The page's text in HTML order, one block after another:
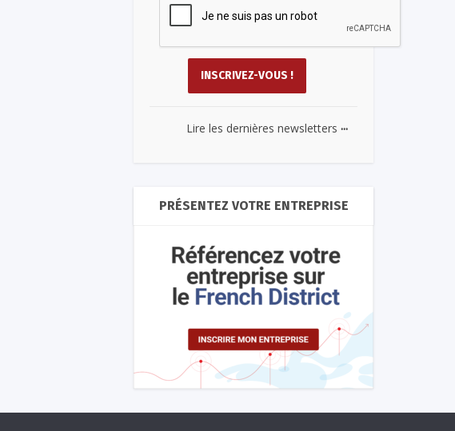
Lire les dernières newsletters ...
PRÉSENTEZ VOTRE ENTREPRISE